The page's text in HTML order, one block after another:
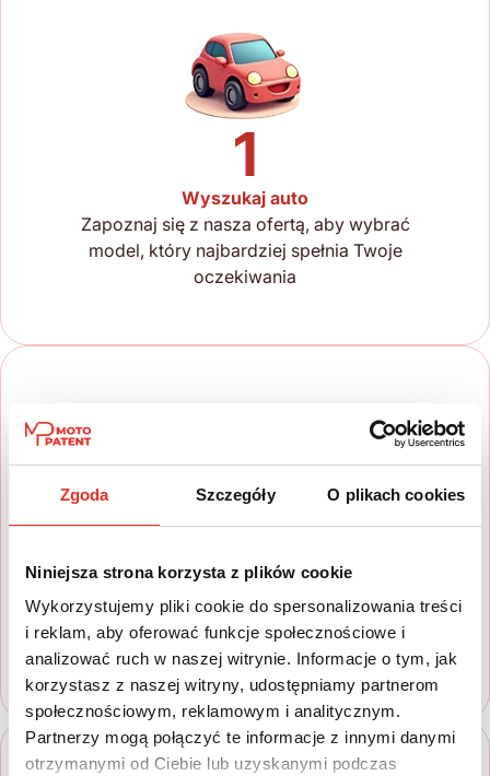
Zgoda Szczegóły O plikach cookies
Niniejsza strona korzysta z plików cookie
Wykorzystujemy pliki cookie do spersonalizowania treści
i reklam, aby oferować funkcje społecznościowe i
analizować ruch w naszej witrynie. Informacje o tym, jak
korzystasz z naszej witryny, udostępniamy partnerom
społecznościowym, reklamowym i analitycznym.
Partnerzy mogą połączyć te informacje z innymi danymi
otrzymanymi od Ciebie lub uzyskanymi podczas
1
Wyszukaj auto
Zapoznaj się z nasza ofertą, aby wybrać
model, który najbardziej spełnia Twoje
oczekiwania
2
Wypełnij formularz kontaktowy
Uzupełnij krótki formularz w którym
poinformujesz nas o swoich motoryzacyjnych
planach zakupowych